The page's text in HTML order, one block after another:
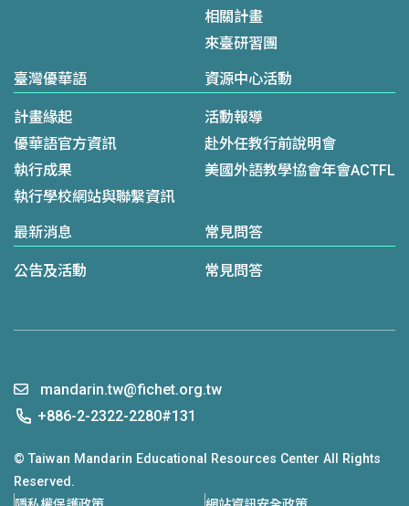
相關計畫
來臺研習團
臺灣優華語
計畫緣起
優華語官方資訊
執行成果
執行學校網站與聯繫資訊
資源中心活動
活動報導
赴外任教行前說明會
美國外語教學協會年會ACTFL
最新消息
公告及活動
常見問答
常見問答
mandarin.tw@fichet.org.tw
+886-2-2322-2280#131
© Taiwan Mandarin Educational Resources Center All Rights
Reserved.